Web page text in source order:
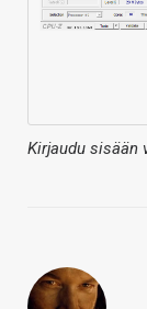
Kirjaudu sisään